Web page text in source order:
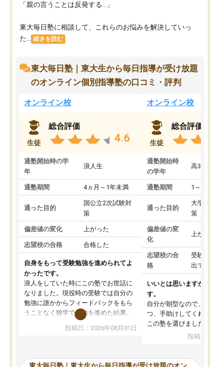
「親の言うことは反発する…」
東大毎日塾に相談して、これらのお悩みを解決していっ
た...
続きを読む
東大毎日塾｜東大生から毎日指導が受け放題
のオンライン個別指導塾の口コミ・評判
オンライン校
生徒
総合評価
4.6
通塾開始時の学
年
浪人生
通塾期間 4ヵ月～1年未満
通った目的
国公立2次試験対
策
偏差値の変化 上がった
志望校の合格 合格した
自身をもって受験勉強を進められてよ
かったです。
浪人をしていた時にこの塾でお世話に
なりました。現役時の受験では自分の
勉強に誰かからフィードバックをもら
うことなく独学で勉強を進めた結果、
入試本番に地歴の学習が間に合わず不
合格となってしまいました。その経験
東大毎日塾にたどり着きました。学習
投稿日：2026年08月01日
オンライン校
生徒
総合評価
通塾開始時
の学年
高3
通塾期間 1～3ヵ月
通った目的
大学入学
策
偏差値の変
化
上がった
志望校の合
格
受験して
出ていな
いいとは思いますが、料
す。
自分が朝型なので、自習
つ、手助けしてくれる設
この塾を選びました。
投稿日：
東大毎日塾｜東大生から毎日指導が受け放題のオン